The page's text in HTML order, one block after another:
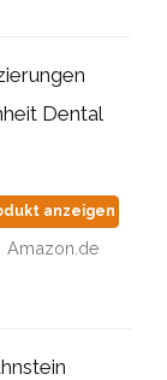
Dental
anzeigen
Amazon.de